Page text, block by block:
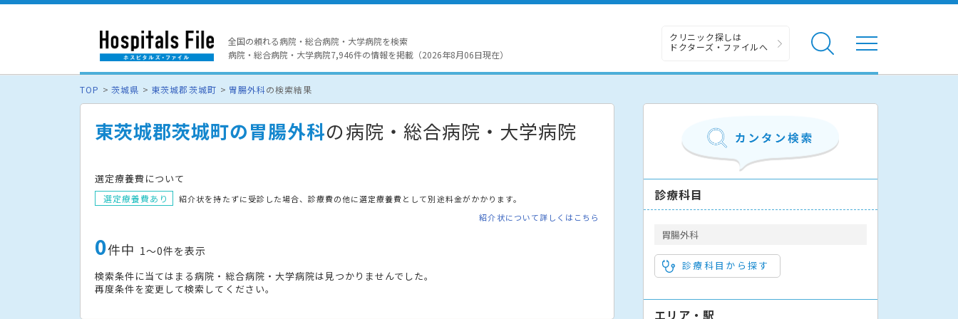
全国の頼れる病院・総合病院・大学病院を検索
病院・総合病院・大学病院7,946件の情報を掲載（2026年8月06日現在）
クリニック探しは
ドクターズ・ファイルへ
TOP 茨城県 東茨城郡茨城町 胃腸外科の検索結果
東茨城郡茨城町の胃腸外科の病院・総合病院・大学病院
選定療養費について
選定療養費あり
紹介状を持たずに受診した場合、診療費の他に選定療養費として別途料金がかかります。
紹介状について詳しくはこちら
0件中 1〜0件を表示
検索条件に当てはまる病院・総合病院・大学病院は見つかりませんでした。
再度条件を変更して検索してください。
診療科目
胃腸外科
診療科目から探す
エリア・駅